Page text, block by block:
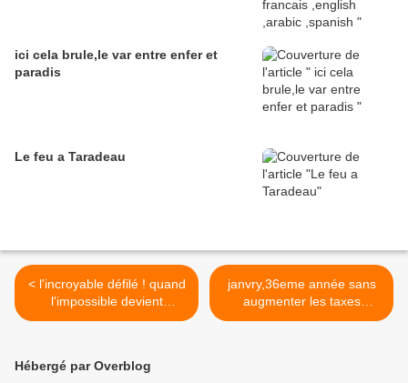
ici cela brule,le var entre enfer et
paradis
Le feu a Taradeau
< l'incroyable défilé ! quand
l'impossible devient
possible
janvry,36eme année sans
augmenter les taxes
communales >
Hébergé par Overblog